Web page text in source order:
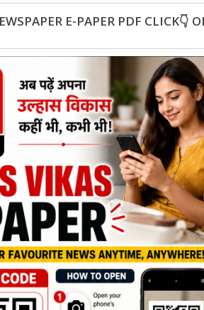
E-PAPER PDF CLICK👇